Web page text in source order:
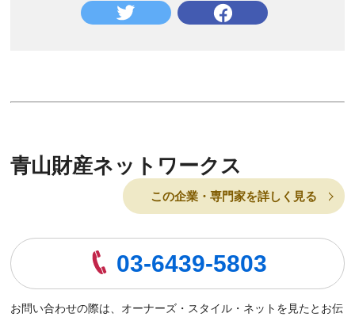
青山財産ネットワークス
この企業・専門家を詳しく見る
03-6439-5803
お問い合わせの際は、オーナーズ・スタイル・ネットを見たとお伝